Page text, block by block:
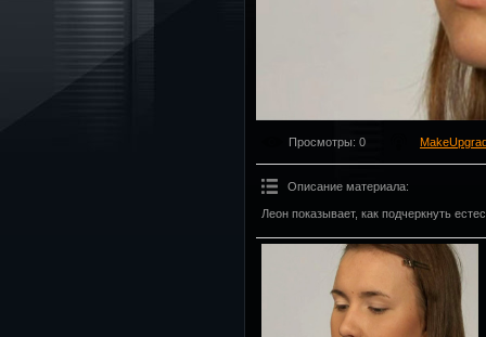
Просмотры: 0
Описание материала:
Леон показывает, как подчеркнуть